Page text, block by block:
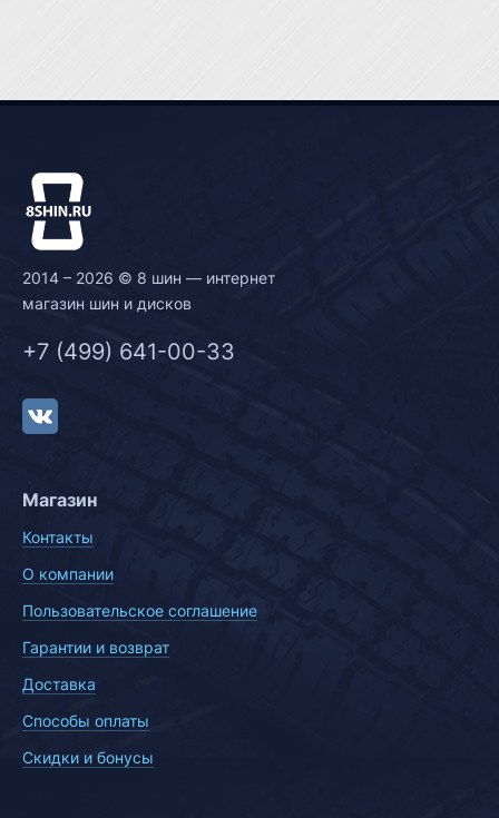
2014 – 2026 © 8 шин — интернет
магазин шин и дисков
+7 (499) 641-00-33
Магазин
Контакты
О компании
Пользовательское соглашение
Гарантии и возврат
Доставка
Способы оплаты
Скидки и бонусы